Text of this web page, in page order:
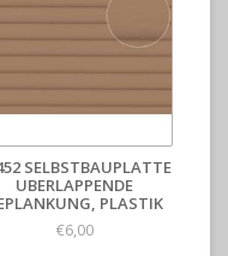
SELBSTBAUPLATTE
UBERLAPPENDE
PLASTIK
€6,00